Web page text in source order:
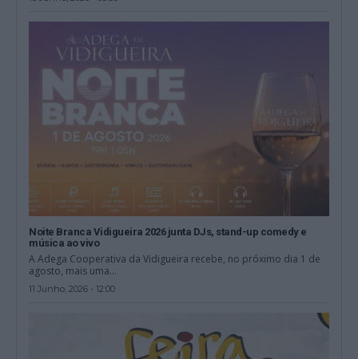
Noite Branca Vidigueira 2026 junta DJs, stand-up comedy e
música ao vivo
A Adega Cooperativa da Vidigueira recebe, no próximo dia 1 de
agosto, mais uma...
11 Junho, 2026 - 12:00